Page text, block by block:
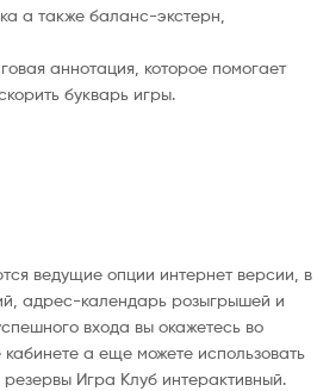
а также баланс-экстерн,
аннотация, которое помогает
букварь игры.
ведущие опции интернет версии, в
адрес-календарь розыгрышей и
входа вы окажетесь во
а еще можете использовать
Игра Клуб интерактивный.